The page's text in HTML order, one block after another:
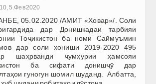
5.Фев 2020
05.02.2020 /АМИТ «Ховар»/. Соли
дар Донишкадаи тарбияи
Тоҷикистон ба номи Саймуъмин
дар соли хониши 2019-2020 495
шаҳрванди ҷумҳурии ҳамсояи
ба сифати донишҷӯ дар
гуногун шомил шуданд. Албатта,